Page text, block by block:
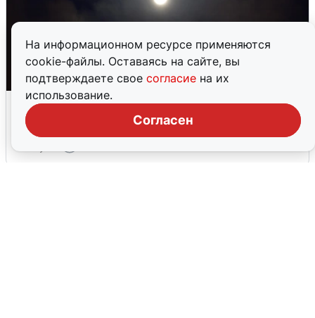
На информационном ресурсе применяются
cookie-файлы. Оставаясь на сайте, вы
подтверждаете свое согласие на их
использование.
Согласен
Взрывы в Воронеже после сигнала
тревоги